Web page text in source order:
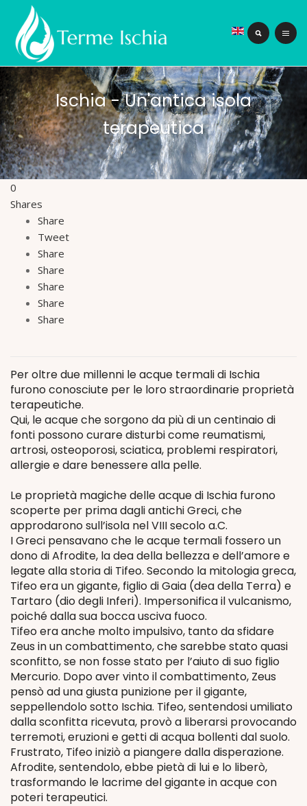
Ischia - Un'antica isola
terapeutica
0
Shares
Share
Tweet
Share
Share
Share
Share
Share
Per oltre due millenni le acque termali di Ischia
furono conosciute per le loro straordinarie proprietà
terapeutiche.
Qui, le acque che sorgono da più di un centinaio di
fonti possono curare disturbi come reumatismi,
artrosi, osteoporosi, sciatica, problemi respiratori,
allergie e dare benessere alla pelle.
Le proprietà magiche delle acque di Ischia furono
scoperte per prima dagli antichi Greci, che
approdarono sull’isola nel VIII secolo a.C.
I Greci pensavano che le acque termali fossero un
dono di Afrodite, la dea della bellezza e dell’amore e
legate alla storia di Tifeo. Secondo la mitologia greca,
Tifeo era un gigante, figlio di Gaia (dea della Terra) e
Tartaro (dio degli Inferi). Impersonifica il vulcanismo,
poiché dalla sua bocca usciva fuoco.
Tifeo era anche molto impulsivo, tanto da sfidare
Zeus in un combattimento, che sarebbe stato quasi
sconfitto, se non fosse stato per l’aiuto di suo figlio
Mercurio. Dopo aver vinto il combattimento, Zeus
pensò ad una giusta punizione per il gigante,
seppellendolo sotto Ischia. Tifeo, sentendosi umiliato
dalla sconfitta ricevuta, provò a liberarsi provocando
terremoti, eruzioni e getti di acqua bollenti dal suolo.
Frustrato, Tifeo iniziò a piangere dalla disperazione.
Afrodite, sentendolo, ebbe pietà di lui e lo liberò,
trasformando le lacrime del gigante in acque con
poteri terapeutici.